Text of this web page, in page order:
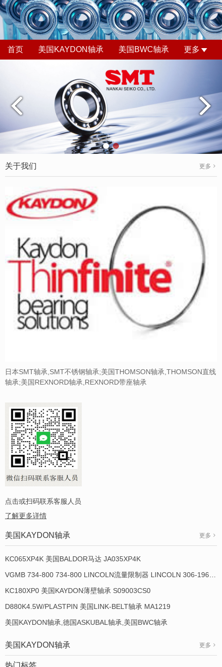
首页 美国KAYDON轴承 美国BWC轴承 更多
关于我们 更多
日本SMT轴承,SMT不锈钢轴承;美国THOMSON轴承,THOMSON直线
轴承;美国REXNORD轴承,REXNORD带座轴承
点击或扫码联系客服人员
了解更多详情
美国KAYDON轴承 更多
KC065XP4K 美国BALDOR马达 JA035XP4K
KC180XP0 美国KAYDON薄壁轴承 S09003CS0
D880K4.5W/PLASTPIN 美国LINK-BELT轴承 MA1219
美国KAYDON轴承,德国ASKUBAL轴承,美国BWC轴承
美国KAYDON轴承 更多
热门标签